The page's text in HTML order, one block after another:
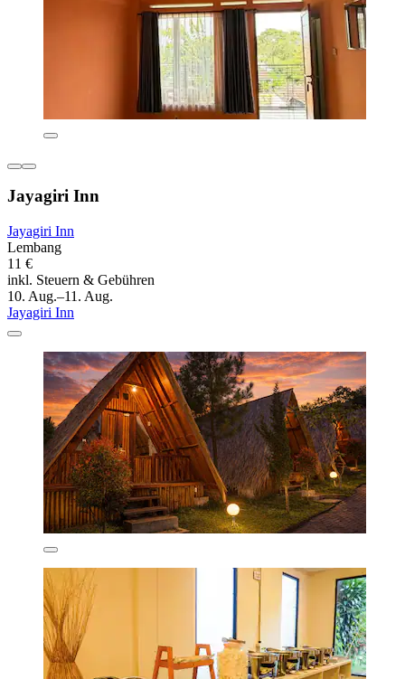
Jayagiri Inn
Jayagiri Inn
Lembang
11 €
inkl. Steuern & Gebühren
10. Aug.–11. Aug.
Jayagiri Inn